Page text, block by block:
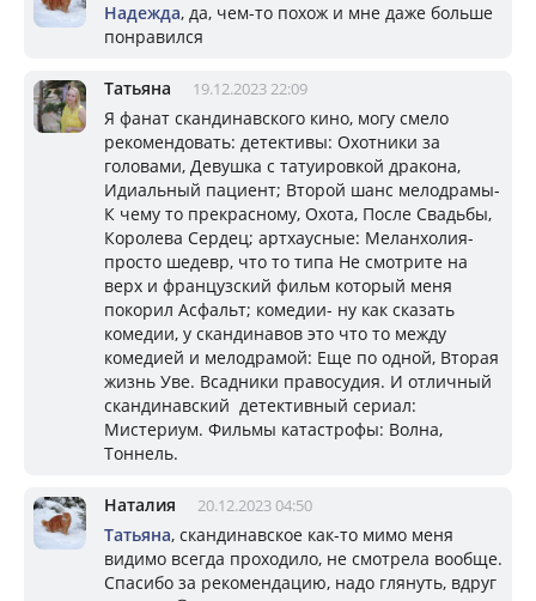
Надежда, да, чем-то похож и мне даже больше
понравился
Татьяна 19.12.2023 22:09
Я фанат скандинавского кино, могу смело
рекомендовать: детективы: Охотники за
головами, Девушка с татуировкой дракона,
Идиальный пациент; Второй шанс мелодрамы-
К чему то прекрасному, Охота, После Свадьбы,
Королева Сердец; артхаусные: Меланхолия-
просто шедевр, что то типа Не смотрите на
верх и французский фильм который меня
покорил Асфальт; комедии- ну как сказать
комедии, у скандинавов это что то между
комедией и мелодрамой: Еще по одной, Вторая
жизнь Уве. Всадники правосудия. И отличный
скандинавский детективный сериал:
Мистериум. Фильмы катастрофы: Волна,
Тоннель.
Наталия 20.12.2023 04:50
Татьяна, скандинавское как-то мимо меня
видимо всегда проходило, не смотрела вообще.
Спасибо за рекомендацию, надо глянуть, вдруг